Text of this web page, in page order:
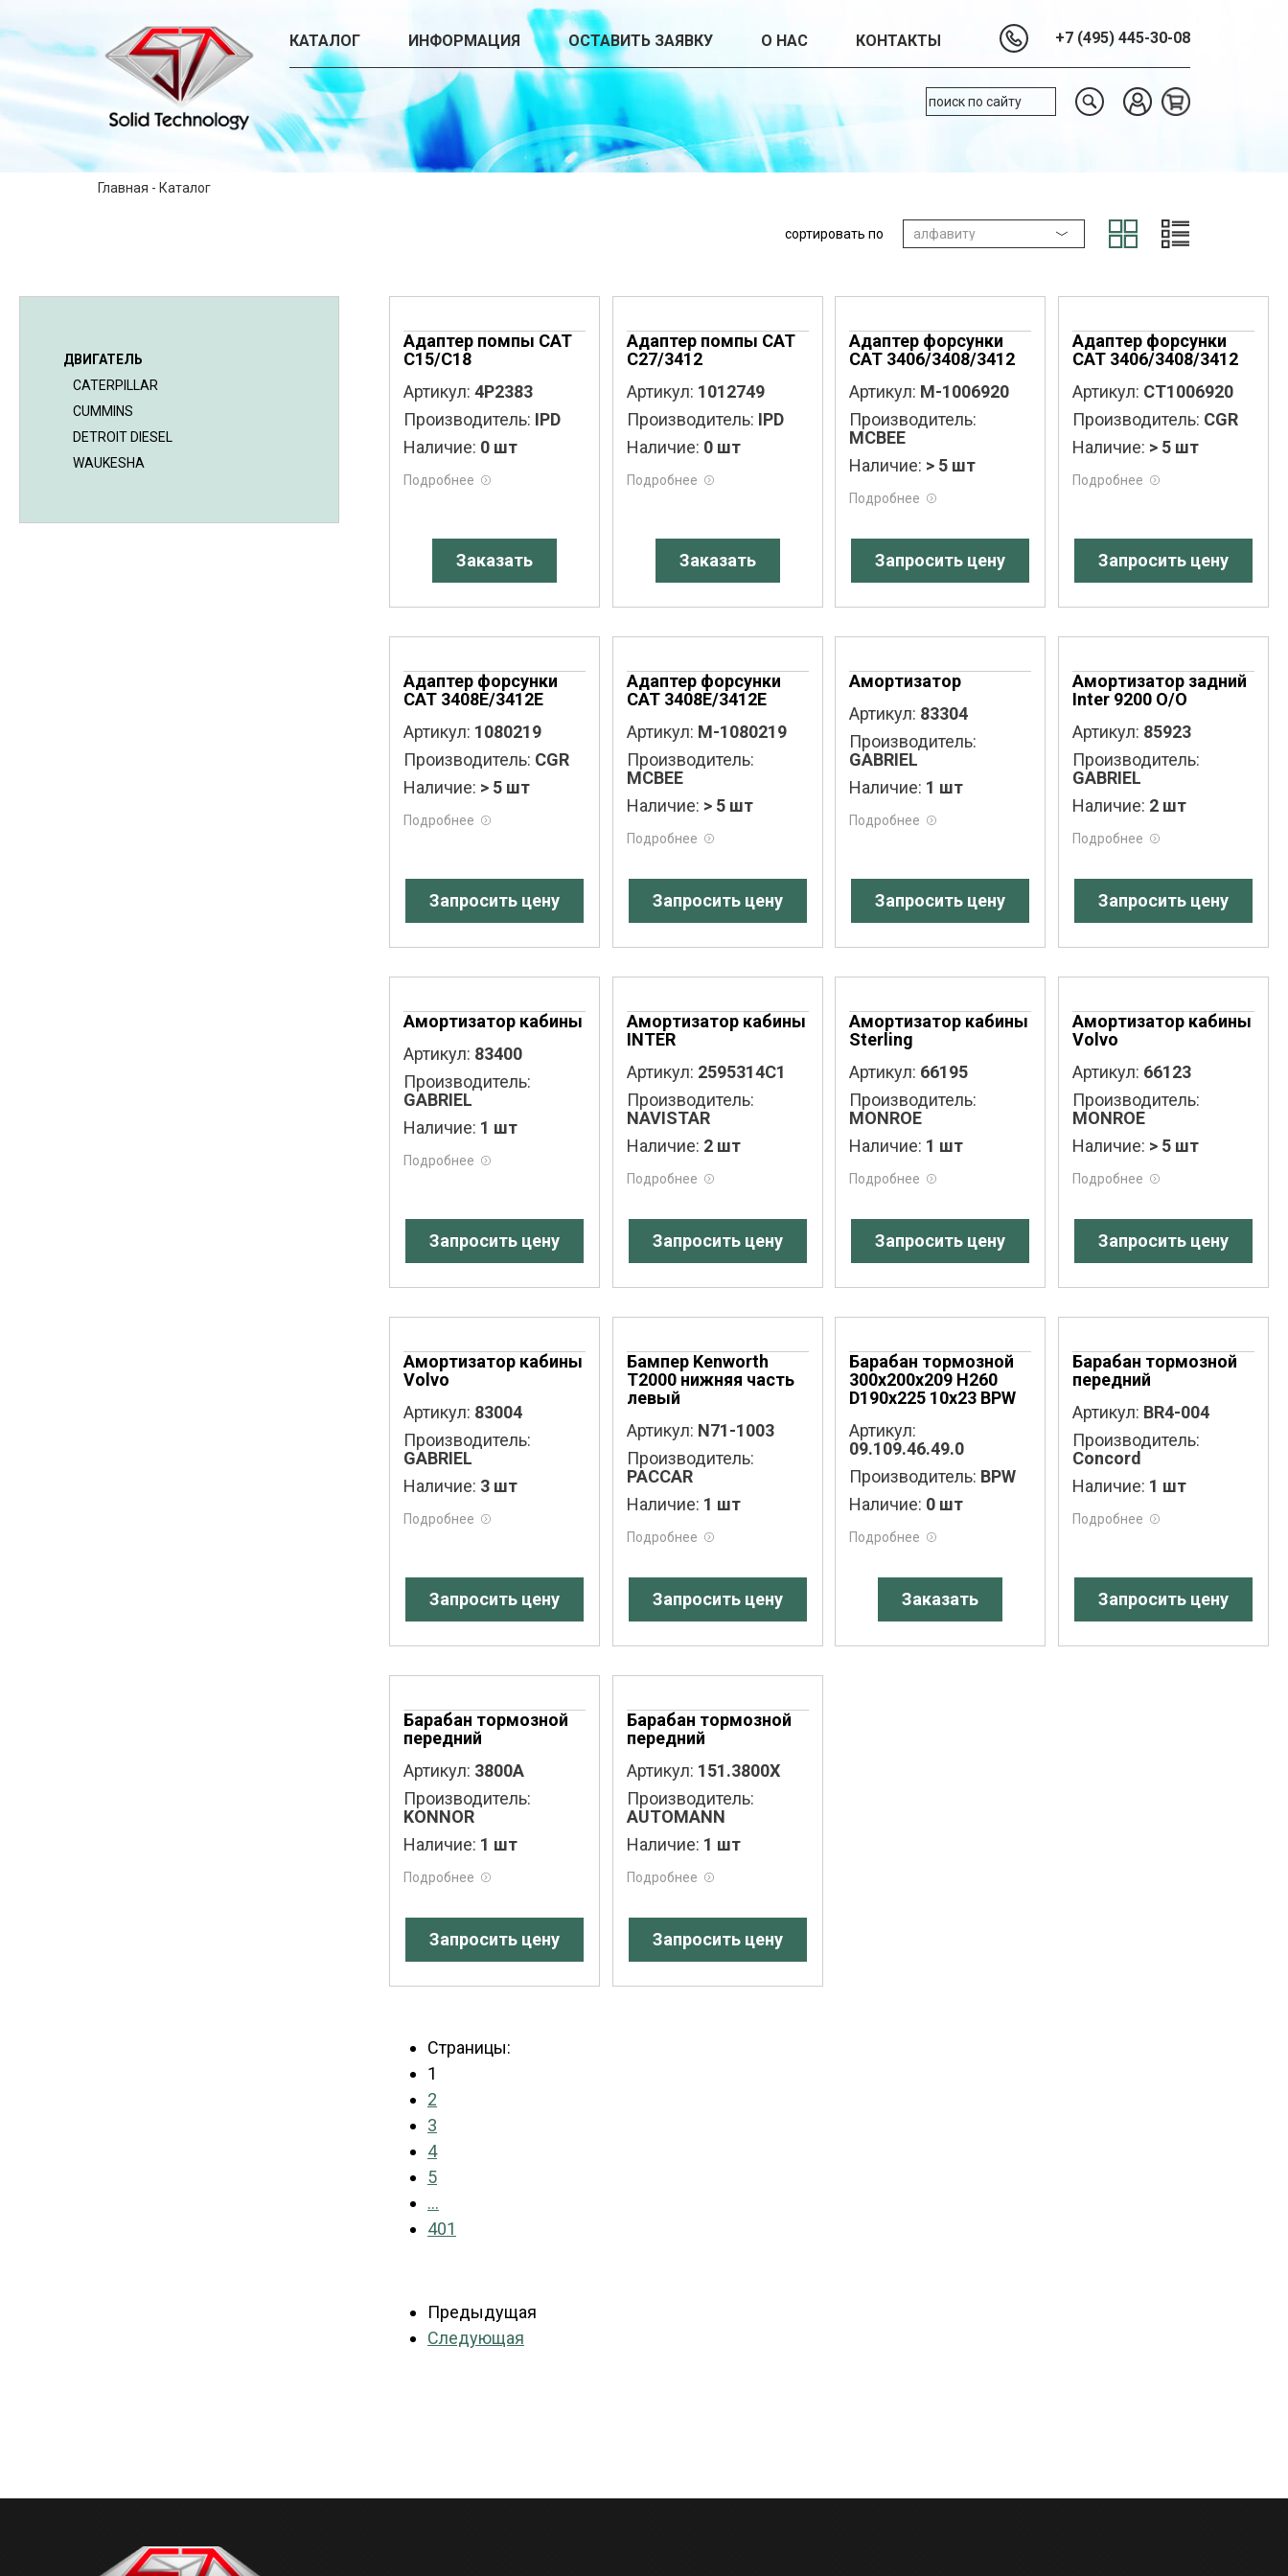
КАТАЛОГ ИНФОРМАЦИЯ ОСТАВИТЬ ЗАЯВКУ О НАС КОНТАКТЫ +7 (495) 445-30-08
Главная - Каталог
сортировать по
ДВИГАТЕЛЬ
CATERPILLAR
CUMMINS
DETROIT DIESEL
WAUKESHA
Адаптер помпы CAT
C15/C18
Артикул: 4P2383
Производитель: IPD
Наличие: 0 шт
Подробнее
Заказать
Адаптер помпы CAT
C27/3412
Артикул: 1012749
Производитель: IPD
Наличие: 0 шт
Подробнее
Заказать
Адаптер форсунки
CAT 3406/3408/3412
Артикул: M-1006920
Производитель:
MCBEE
Наличие: > 5 шт
Подробнее
Запросить цену
Адаптер форсунки
CAT 3406/3408/3412
Артикул: CT1006920
Производитель: CGR
Наличие: > 5 шт
Подробнее
Запросить цену
Адаптер форсунки
CAT 3408E/3412E
Артикул: 1080219
Производитель: CGR
Наличие: > 5 шт
Подробнее
Запросить цену
Адаптер форсунки
CAT 3408E/3412E
Артикул: M-1080219
Производитель:
MCBEE
Наличие: > 5 шт
Подробнее
Запросить цену
Амортизатор
Артикул: 83304
Производитель:
GABRIEL
Наличие: 1 шт
Подробнее
Запросить цену
Амортизатор задний
Inter 9200 O/O
Артикул: 85923
Производитель:
GABRIEL
Наличие: 2 шт
Подробнее
Запросить цену
Амортизатор кабины
Артикул: 83400
Производитель:
GABRIEL
Наличие: 1 шт
Подробнее
Запросить цену
Амортизатор кабины
INTER
Артикул: 2595314C1
Производитель:
NAVISTAR
Наличие: 2 шт
Подробнее
Запросить цену
Амортизатор кабины
Sterling
Артикул: 66195
Производитель:
MONROE
Наличие: 1 шт
Подробнее
Запросить цену
Амортизатор кабины
Volvo
Артикул: 66123
Производитель:
MONROE
Наличие: > 5 шт
Подробнее
Запросить цену
Амортизатор кабины
Volvo
Артикул: 83004
Производитель:
GABRIEL
Наличие: 3 шт
Подробнее
Запросить цену
Бампер Kenworth
T2000 нижняя часть
левый
Артикул: N71-1003
Производитель:
PACCAR
Наличие: 1 шт
Подробнее
Запросить цену
Барабан тормозной
300x200x209 H260
D190x225 10x23 BPW
Артикул:
09.109.46.49.0
Производитель: BPW
Наличие: 0 шт
Подробнее
Заказать
Барабан тормозной
передний
Артикул: BR4-004
Производитель:
Concord
Наличие: 1 шт
Подробнее
Запросить цену
Барабан тормозной
передний
Артикул: 3800A
Производитель:
KONNOR
Наличие: 1 шт
Подробнее
Запросить цену
Барабан тормозной
передний
Артикул: 151.3800X
Производитель:
AUTOMANN
Наличие: 1 шт
Подробнее
Запросить цену
Страницы:
1
2
3
4
5
...
401
Предыдущая
Следующая